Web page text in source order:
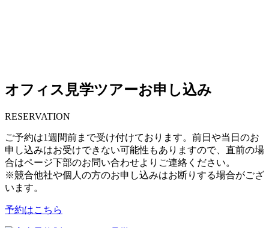
オフィス見学ツアーお申し込み
RESERVATION
ご予約は1週間前まで受け付けております。前日や当日のお
申し込みはお受けできない可能性もありますので、直前の場
合はページ下部のお問い合わせよりご連絡ください。
※競合他社や個人の方のお申し込みはお断りする場合がござ
います。
予約はこちら